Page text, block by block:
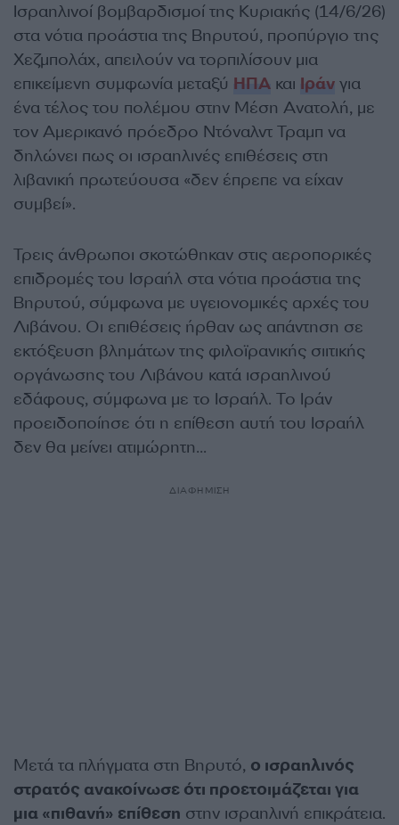
Ισραηλινοί βομβαρδισμοί της Κυριακής (14/6/26)
στα νότια προάστια της Βηρυτού, προπύργιο της
Χεζμπολάχ, απειλούν να τορπιλίσουν μια
επικείμενη συμφωνία μεταξύ ΗΠΑ και Ιράν για
ένα τέλος του πολέμου στην Μέση Ανατολή, με
τον Αμερικανό πρόεδρο Ντόναλντ Τραμπ να
δηλώνει πως οι ισραηλινές επιθέσεις στη
λιβανική πρωτεύουσα «δεν έπρεπε να είχαν
συμβεί».
Τρεις άνθρωποι σκοτώθηκαν στις αεροπορικές
επιδρομές του Ισραήλ στα νότια προάστια της
Βηρυτού, σύμφωνα με υγειονομικές αρχές του
Λιβάνου. Οι επιθέσεις ήρθαν ως απάντηση σε
εκτόξευση βλημάτων της φιλοϊρανικής σιιτικής
οργάνωσης του Λιβάνου κατά ισραηλινού
εδάφους, σύμφωνα με το Ισραήλ. Το Ιράν
προειδοποίησε ότι η επίθεση αυτή του Ισραήλ
δεν θα μείνει ατιμώρητη…
ΔΙΑΦΗΜΙΣΗ
Μετά τα πλήγματα στη Βηρυτό, ο ισραηλινός
στρατός ανακοίνωσε ότι προετοιμάζεται για
μια «πιθανή» επίθεση στην ισραηλινή επικράτεια.